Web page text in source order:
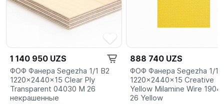
1 140 950 UZS
ФОФ Фанера Segezha 1/1 B2
1220x2440x15 Clear Ply
Transparent 04030 M 26
некрашенные
888 740 UZS
ФОФ Фанера Segezha 1/1
1220x2440x15 Creative
Yellow Milamine Wire
26 Yellow